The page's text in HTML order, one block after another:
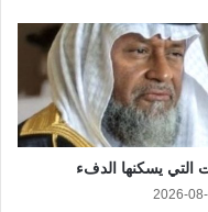
التي يسكنها الدفء
2026-